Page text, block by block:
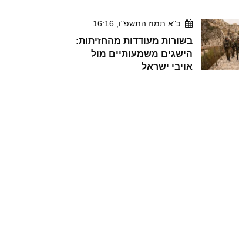
כ"א תמוז התשפ"ו, 16:16
בשורות מעודדות מהחזיתות:
הישגים משמעותיים מול
אויבי ישראל